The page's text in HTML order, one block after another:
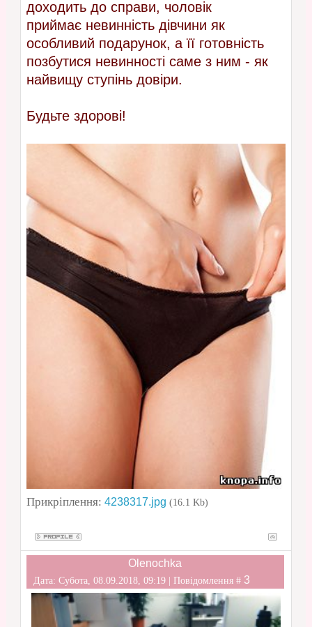
доходить до справи, чоловік
приймає невинність дівчини як
особливий подарунок, а її готовність
позбутися невинності саме з ним - як
найвищу ступінь довіри.
Будьте здорові!
Прикріплення: 4238317.jpg (16.1 Kb)
Olenochka
Дата: Субота, 08.09.2018, 09:19 | Повідомлення # 3